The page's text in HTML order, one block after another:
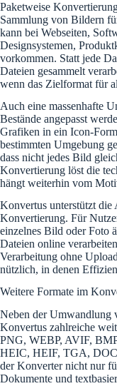
Paketweise
Sammlung von Bildern
kann bei Webseiten,
Designsystemen,
vorkommen. Statt jede
Dateien gesammelt
wenn das Zielformat für
Auch eine massenhafte
Bestände angepasst
Grafiken in ein Icon-
bestimmten Umgebung
dass nicht jedes Bild
Konvertierung löst die
hängt weiterhin vom
Konvertus unterstützt die
Konvertierung. Für
einzelnes Bild oder Foto
Dateien online
Verarbeitung ohne
nützlich, in denen
Weitere Formate im
Neben der Umwandlung
Konvertus zahlreiche
PNG, WEBP, AVIF,
HEIC, HEIF, TGA,
der Konverter nicht nur
Dokumente und